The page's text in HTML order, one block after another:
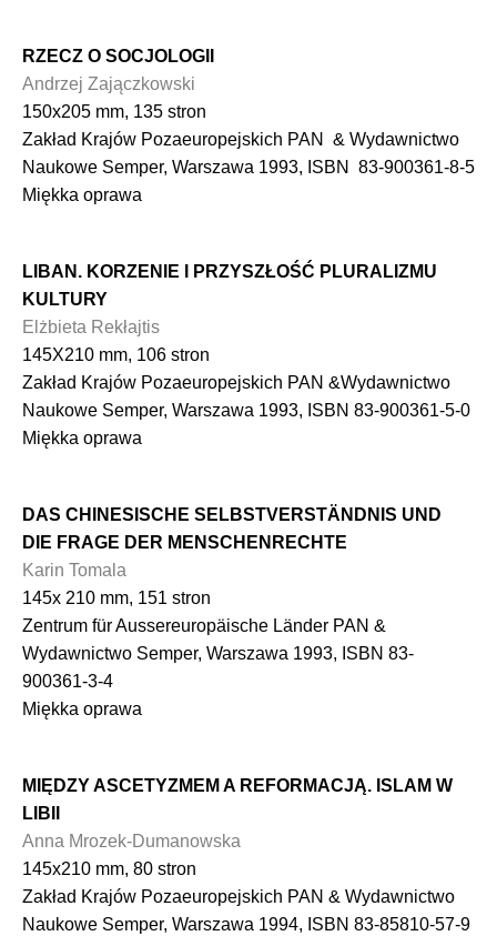
RZECZ O SOCJOLOGII
Andrzej Zajączkowski
150x205 mm, 135 stron
Zakład Krajów Pozaeuropejskich PAN & Wydawnictwo
Naukowe Semper, Warszawa 1993, ISBN 83-900361-8-5
Miękka oprawa
LIBAN. KORZENIE I PRZYSZŁOŚĆ PLURALIZMU
KULTURY
Elżbieta Rekłajtis
145X210 mm, 106 stron
Zakład Krajów Pozaeuropejskich PAN &Wydawnictwo
Naukowe Semper, Warszawa 1993, ISBN 83-900361-5-0
Miękka oprawa
DAS CHINESISCHE SELBSTVERSTÄNDNIS UND
DIE FRAGE DER MENSCHENRECHTE
Karin Tomala
145x 210 mm, 151 stron
Zentrum für Aussereuropäische Länder PAN &
Wydawnictwo Semper, Warszawa 1993, ISBN 83-
900361-3-4
Miękka oprawa
MIĘDZY ASCETYZMEM A REFORMACJĄ. ISLAM W
LIBII
Anna Mrozek-Dumanowska
145x210 mm, 80 stron
Zakład Krajów Pozaeuropejskich PAN & Wydawnictwo
Naukowe Semper, Warszawa 1994, ISBN 83-85810-57-9